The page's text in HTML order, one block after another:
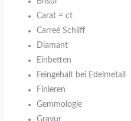
Carat = ct
Carreé Schliff
Diamant
Einbetten
Feingehalt bei Edelmetall
Finieren
Gemmologie